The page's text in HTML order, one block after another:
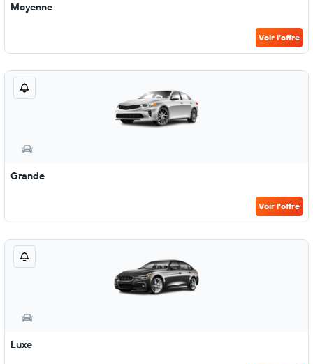
Moyenne
Voir l’offre
Grande
Voir l’offre
Luxe